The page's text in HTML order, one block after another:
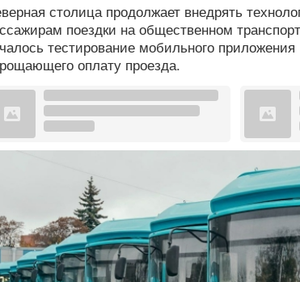
столица продолжает внедрять
поездки на общественном
тестирование мобильного
оплату проезда.